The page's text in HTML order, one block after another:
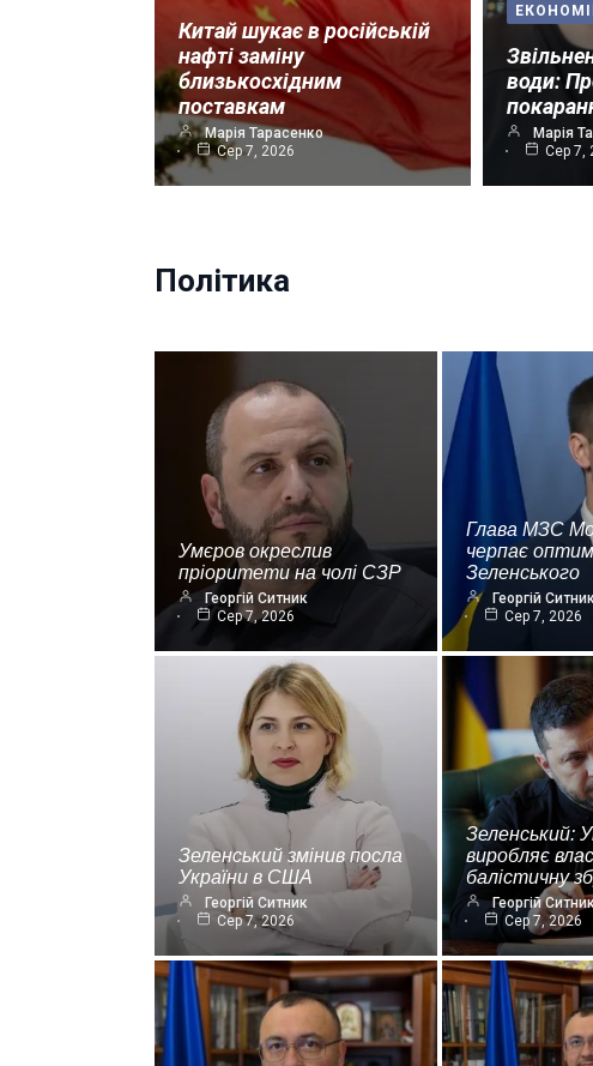
Китай шукає в російській
нафті заміну
близькосхідним
поставкам
Марія Тарасенко
Сер 7, 2026
води:
Марія
Сер 7,
Політика
Умєров окреслив
пріоритети на чолі СЗР
Георгій Ситник
Сер 7, 2026
Глава МЗС
черпає
Зеленського
Георгій
Сер 7, 2026
Зеленський змінив посла
України в США
Георгій Ситник
Сер 7, 2026
Зеленський:
виробляє
балістичну
Георгій
Сер 7, 2026